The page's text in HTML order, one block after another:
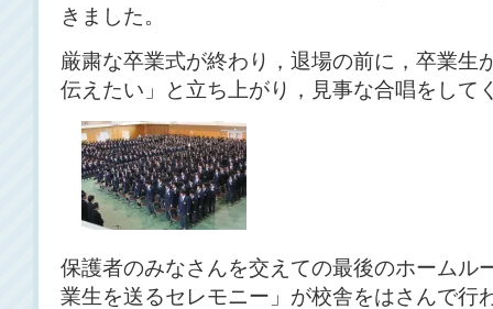
きました。
厳粛な卒業式が終わり，退場の前に，卒業生
伝えたい」と立ち上がり，見事な合唱をして
保護者のみなさんを交えての最後のホームル
業生を送るセレモニー」が校舎をはさんで行